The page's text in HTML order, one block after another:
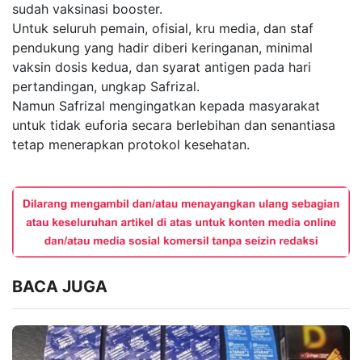
sudah vaksinasi booster.
Untuk seluruh pemain, ofisial, kru media, dan staf
pendukung yang hadir diberi keringanan, minimal
vaksin dosis kedua, dan syarat antigen pada hari
pertandingan, ungkap Safrizal.
Namun Safrizal mengingatkan kepada masyarakat
untuk tidak euforia secara berlebihan dan senantiasa
tetap menerapkan protokol kesehatan.
BACA JUGA